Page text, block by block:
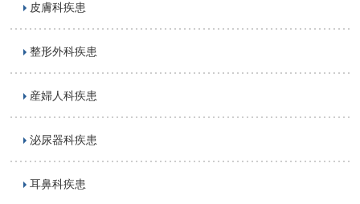
皮膚科疾患
整形外科疾患
産婦人科疾患
泌尿器科疾患
耳鼻科疾患